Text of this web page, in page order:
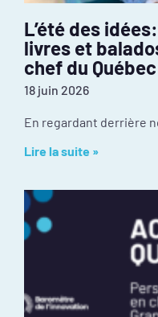
L’été des
livres et
chef du Québec
18 juin 2026
Lire la suite »